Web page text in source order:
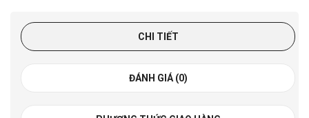
CHI TIẾT
ĐÁNH GIÁ (0)